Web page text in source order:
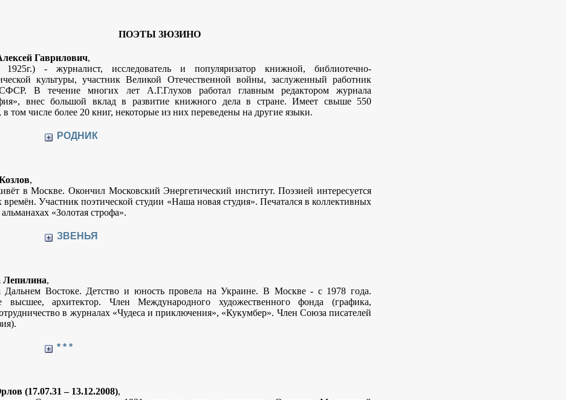
ПОЭТЫ ЗЮЗИНО
Гаврилович,
- журналист, исследователь и популяризатор книжной, библиотечно-
культуры, участник Великой Отечественной войны, заслуженный работник
В течение многих лет А.Г.Глухов работал главным редактором журнала
внес большой вклад в развитие книжного дела в стране. Имеет свыше 550
том числе более 20 книг, некоторые из них переведены на другие языки.
РОДНИК
,
в Москве. Окончил Московский Энергетический институт. Поэзией интересуется
Участник поэтической студии «Наша новая студия». Печатался в коллективных
«Золотая строфа».
ЗВЕНЬЯ
Лепилина,
Дальнем Востоке. Детство и юность провела на Украине. В Москве - с 1978 года.
высшее, архитектор. Член Международного художественного фонда (графика,
в журналах «Чудеса и приключения», «Кукумбер». Член Союза писателей
* * *
(17.07.31 – 13.12.2008),